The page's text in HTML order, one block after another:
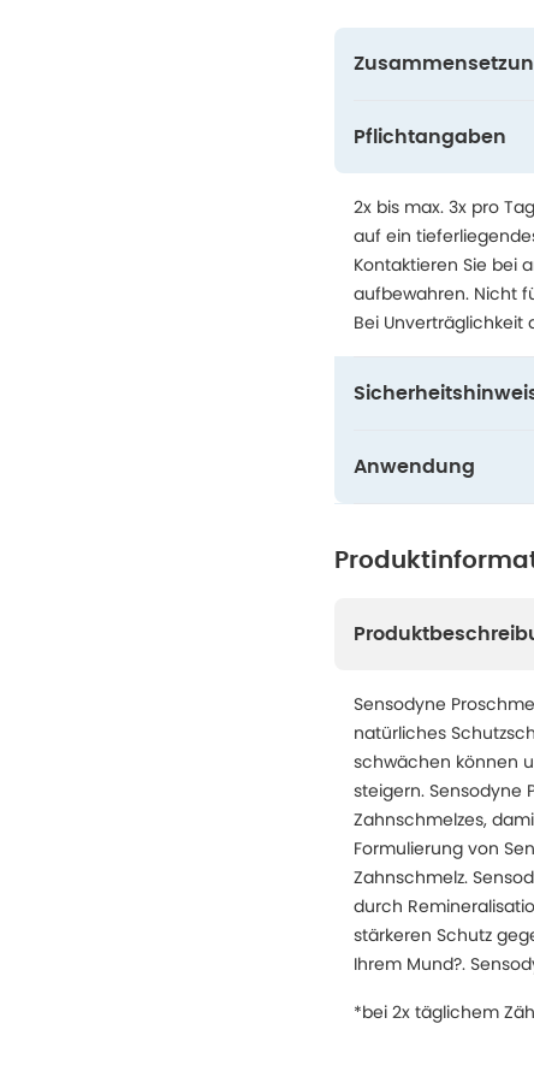
Pflichtangaben
2x bis max. 3x pro
auf ein
Kontaktieren Sie bei
aufbewahren. Nicht
Bei Unverträglichkeit
Anwendung
Sensodyne
natürliches
schwächen können
steigern. Sensodyne
Zahnschmelzes,
Formulierung von
Zahnschmelz.
durch
stärkeren Schutz
Ihrem Mund?.
*bei 2x täglichem